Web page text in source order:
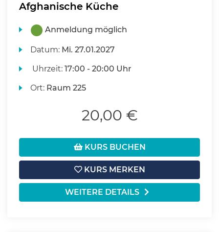
Afghanische Küche
Anmeldung möglich
Datum: Mi. 27.01.2027
Uhrzeit:17:00 - 20:00 Uhr
Ort: Raum 225
20,00 €
KURS BUCHEN
KURS MERKEN
WEITERE DETAILS